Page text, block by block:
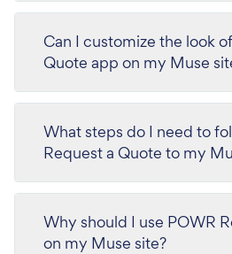
Can I customize the look
Quote app on my Muse
What steps do I need to
Request a Quote to my
Why should I use POWR
on my Muse site?